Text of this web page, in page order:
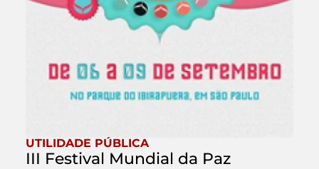
UTILIDADE PÚBLICA
III Festival Mundial da Paz